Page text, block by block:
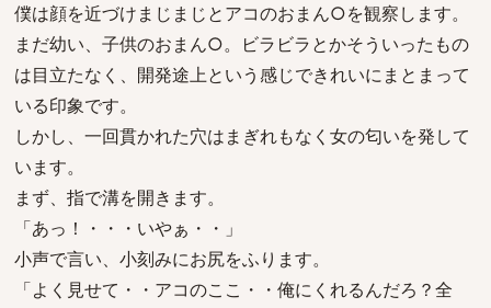
僕は顔を近づけまじまじとアコのおまん○を観察します。
まだ幼い、子供のおまん○。ビラビラとかそういったもの
は目立たなく、開発途上という感じできれいにまとまって
いる印象です。
しかし、一回貫かれた穴はまぎれもなく女の匂いを発して
います。
まず、指で溝を開きます。
「あっ！・・・いやぁ・・」
小声で言い、小刻みにお尻をふります。
「よく見せて・・アコのここ・・俺にくれるんだろ？全